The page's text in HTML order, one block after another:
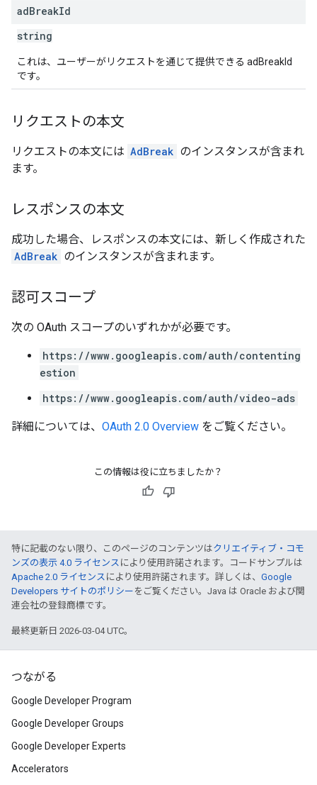
adBreakId
string
これは、ユーザーがリクエストを通じて提供できる adBreakId
です。
リクエストの本文
リクエストの本文には AdBreak のインスタンスが含まれ
ます。
レスポンスの本文
成功した場合、レスポンスの本文には、新しく作成された
AdBreak のインスタンスが含まれます。
認可スコープ
次の OAuth スコープのいずれかが必要です。
https://www.googleapis.com/auth/contenting
estion
https://www.googleapis.com/auth/video-ads
詳細については、 OAuth 2.0 Overview をご覧ください。
この情報は役に立ちましたか？
特に記載のない限り、このページのコンテンツはクリエイティブ・コモ
ンズの表示 4.0 ライセンス により使用許諾されます。コードサンプルは
Apache 2.0 ライセンス により使用許諾されます。詳しくは、 Google
Developers サイトのポリシー をご覧ください。Java は Oracle および関
連会社の登録商標です。
最終更新日 2026-03-04 UTC。
つながる
Google Developer Program
Google Developer Groups
Google Developer Experts
Accelerators